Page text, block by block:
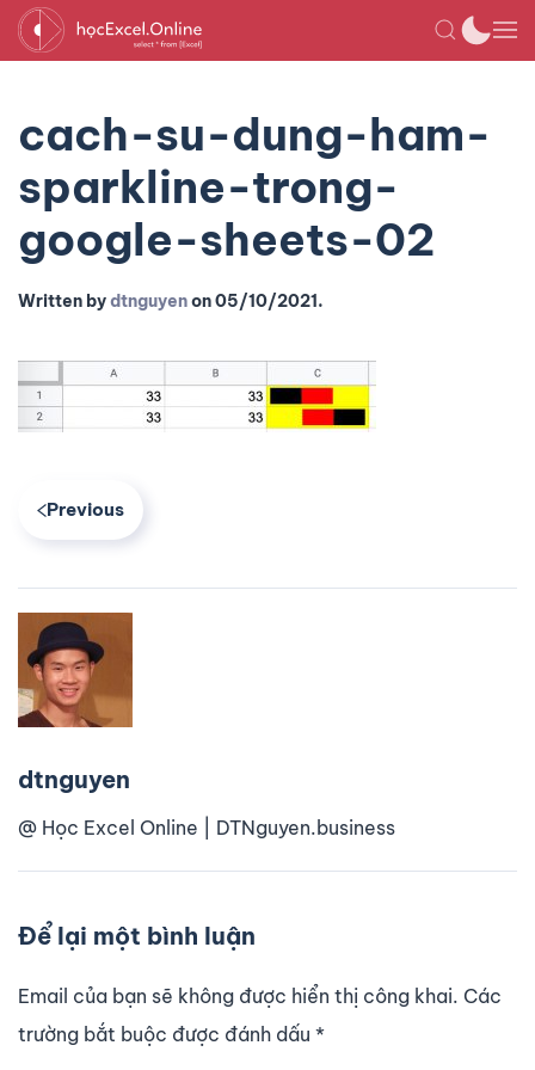
cach-su-dung-ham-
sparkline-trong-
google-sheets-02
Written bydtnguyenon05/10/2021.
Previous
dtnguyen
@ Học Excel Online | DTNguyen.business
Để lại một bình luận
Email của bạn sẽ không được hiển thị công khai. Các
trường bắt buộc được đánh dấu *